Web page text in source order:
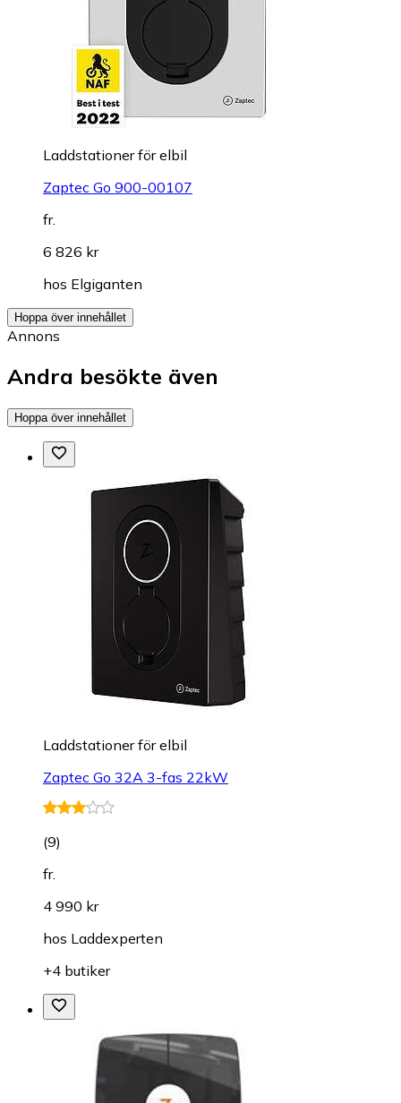
Laddstationer för elbil
Zaptec Go 900-00107
fr.
6 826 kr
hos Elgiganten
Hoppa över innehållet
Annons
Andra besökte även
Hoppa över innehållet
Laddstationer för elbil
Zaptec Go 32A 3-fas 22kW
(9)
fr.
4 990 kr
hos Laddexperten
+4 butiker